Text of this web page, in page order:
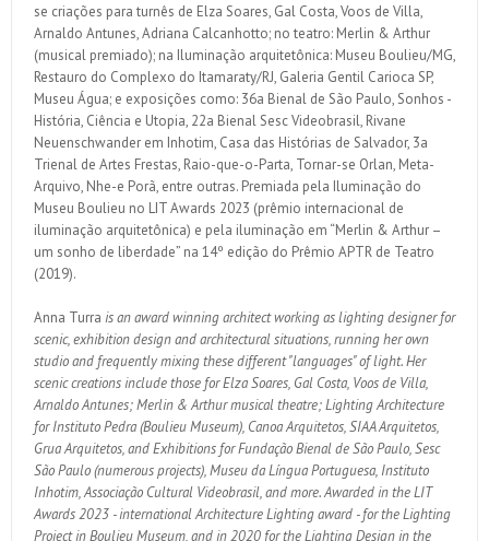
se criações para turnês de Elza Soares, Gal Costa, Voos de Villa,
Arnaldo Antunes, Adriana Calcanhotto; no teatro: Merlin & Arthur
(musical premiado); na Iluminação arquitetônica: Museu Boulieu/MG,
Restauro do Complexo do Itamaraty/RJ, Galeria Gentil Carioca SP,
Museu Água; e exposições como: 36a Bienal de São Paulo, Sonhos -
História, Ciência e Utopia, 22a Bienal Sesc Videobrasil, Rivane
Neuenschwander em Inhotim, Casa das Histórias de Salvador, 3a
Trienal de Artes Frestas, Raio-que-o-Parta, Tornar-se Orlan, Meta-
Arquivo, Nhe-e Porã, entre outras. Premiada pela Iluminação do
Museu Boulieu no LIT Awards 2023 (prêmio internacional de
iluminação arquitetônica) e pela iluminação em “Merlin & Arthur –
um sonho de liberdade” na 14º edição do Prêmio APTR de Teatro
(2019).
Anna Turra is an award winning architect working as lighting designer for
scenic, exhibition design and architectural situations, running her own
studio and frequently mixing these different "languages" of light. Her
scenic creations include those for Elza Soares, Gal Costa, Voos de Villa,
Arnaldo Antunes; Merlin & Arthur musical theatre; Lighting Architecture
for Instituto Pedra (Boulieu Museum), Canoa Arquitetos, SIAA Arquitetos,
Grua Arquitetos, and Exhibitions for Fundação Bienal de São Paulo, Sesc
São Paulo (numerous projects), Museu da Língua Portuguesa, Instituto
Inhotim, Associação Cultural Videobrasil, and more. Awarded in the LIT
Awards 2023 - international Architecture Lighting award - for the Lighting
Project in Boulieu Museum, and in 2020 for the Lighting Design in the